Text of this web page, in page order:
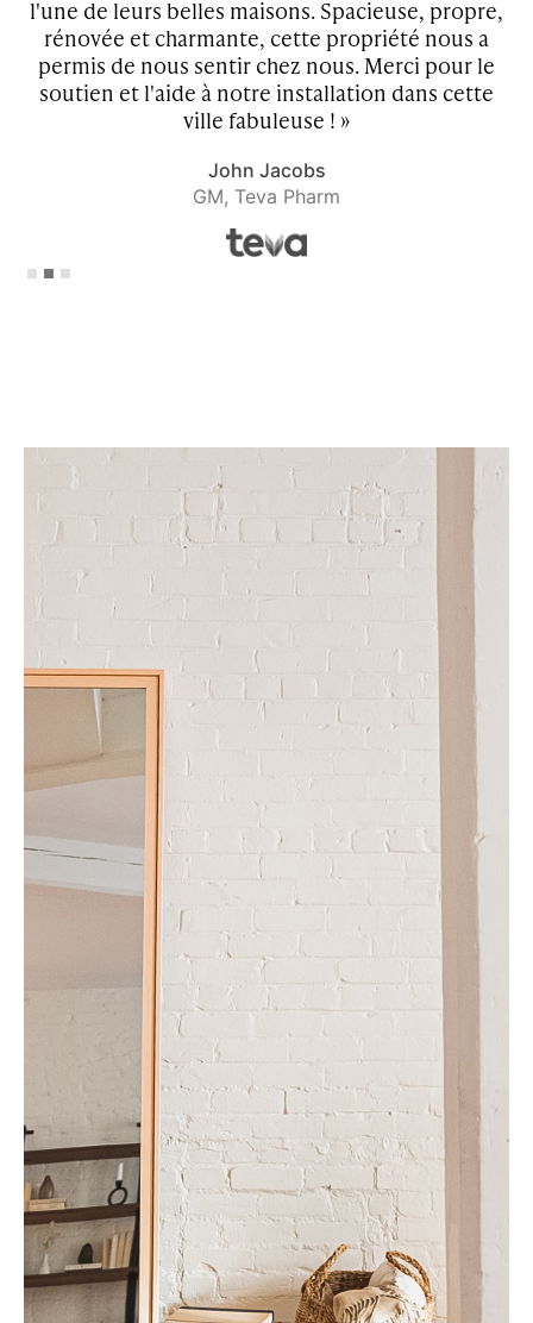
l'une de leurs belles maisons. Spacieuse, propre,
rénovée et charmante, cette propriété nous a
permis de nous sentir chez nous. Merci pour le
soutien et l'aide à notre installation dans cette
ville fabuleuse ! »
John Jacobs
GM, Teva Pharm
Slide 2 of 3.